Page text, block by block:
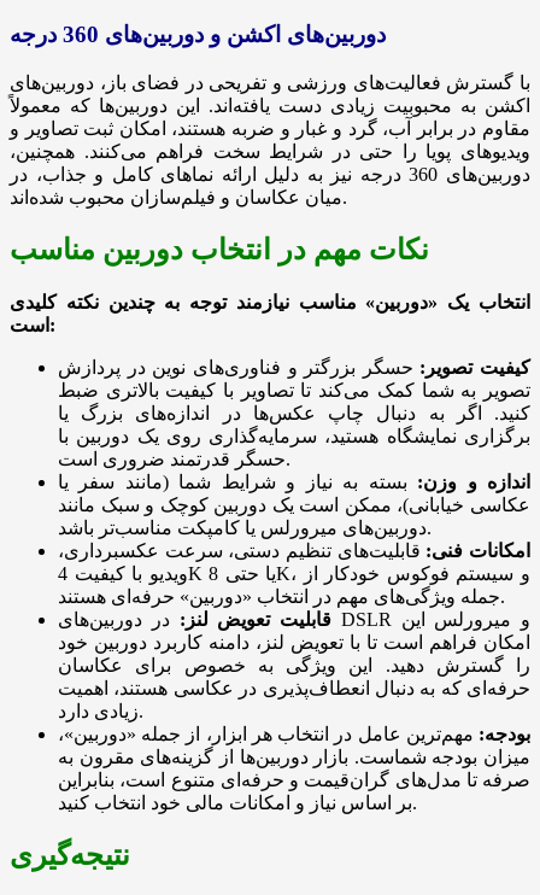
دوربین‌های اکشن و دوربین‌های 360 درجه
با گسترش فعالیت‌های ورزشی و تفریحی در فضای باز، دوربین‌های
اکشن به محبوبیت زیادی دست یافته‌اند. این دوربین‌ها که معمولاً
مقاوم در برابر آب، گرد و غبار و ضربه هستند، امکان ثبت تصاویر و
ویدیوهای پویا را حتی در شرایط سخت فراهم می‌کنند. همچنین،
دوربین‌های 360 درجه نیز به دلیل ارائه نماهای کامل و جذاب، در
میان عکاسان و فیلم‌سازان محبوب شده‌اند.
نکات مهم در انتخاب دوربین مناسب
انتخاب یک «دوربین» مناسب نیازمند توجه به چندین نکته کلیدی
است:
کیفیت تصویر: حسگر بزرگتر و فناوری‌های نوین در پردازش
تصویر به شما کمک می‌کند تا تصاویر با کیفیت بالاتری ضبط
کنید. اگر به دنبال چاپ عکس‌ها در اندازه‌های بزرگ یا
برگزاری نمایشگاه هستید، سرمایه‌گذاری روی یک دوربین با
حسگر قدرتمند ضروری است.
اندازه و وزن: بسته به نیاز و شرایط شما (مانند سفر یا
عکاسی خیابانی)، ممکن است یک دوربین کوچک و سبک مانند
دوربین‌های میرورلس یا کامپکت مناسب‌تر باشد.
امکانات فنی: قابلیت‌های تنظیم دستی، سرعت عکسبرداری،
ویدیو با کیفیت 4K یا حتی 8K، و سیستم فوکوس خودکار از
جمله ویژگی‌های مهم در انتخاب «دوربین» حرفه‌ای هستند.
قابلیت تعویض لنز: در دوربین‌های DSLR و میرورلس این
امکان فراهم است تا با تعویض لنز، دامنه کاربرد دوربین خود
را گسترش دهید. این ویژگی به خصوص برای عکاسان
حرفه‌ای که به دنبال انعطاف‌پذیری در عکاسی هستند، اهمیت
زیادی دارد.
بودجه: مهم‌ترین عامل در انتخاب هر ابزار، از جمله «دوربین»،
میزان بودجه شماست. بازار دوربین‌ها از گزینه‌های مقرون به
صرفه تا مدل‌های گران‌قیمت و حرفه‌ای متنوع است، بنابراین
بر اساس نیاز و امکانات مالی خود انتخاب کنید.
نتیجه‌گیری